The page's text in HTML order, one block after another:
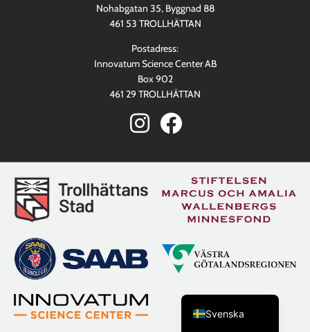
Nohabgatan 35, Byggnad 88
461 53 TROLLHÄTTAN
Postadress:
Innovatum Science Center AB
Box 902
461 29 TROLLHÄTTAN
Svenska